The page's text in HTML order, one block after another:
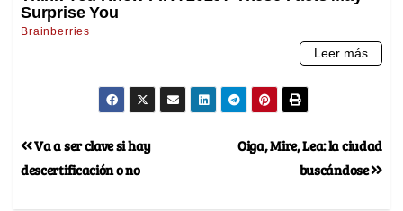
Oiga, Mire, Lea: la ciudad
buscándose
Va a ser clave si hay
descertificación o no